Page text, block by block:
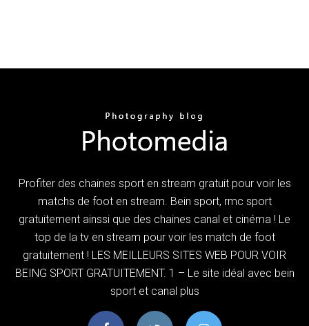
Profiter des chaines sport en stream gratuit pour voir les
matchs de foot en stream. Bein sport, rmc sport
gratuitement ainssi que des chaines canal et cinéma ! Le
top de la tv en stream pour voir les match de foot
gratuitement ! LES MEILLEURS SITES WEB POUR VOIR
BEING SPORT GRATUITEMENT. 1 – Le site idéal avec bein
sport et canal plus